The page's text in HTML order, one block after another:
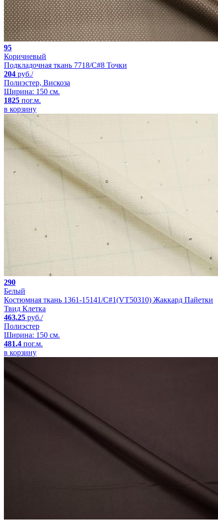
95
Коричневый
Подкладочная ткань 7718/C#8 Точки
204 руб./
Полиэстер, Вискоза
Ширина: 150 см.
1825 пог.м.
в корзину
290
Белый
Костюмная ткань 1361-15141/C#1(VT50310) Жаккард Пайетки
Твид Клетка
463.25 руб./
Полиэстер
Ширина: 150 см.
481.4 пог.м.
в корзину